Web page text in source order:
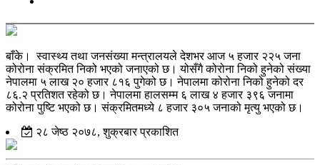
बाँके। स्वास्थ्य तथा जनसंख्या मन्त्रालयले देशभर आज ५ हजार २२५ जना
कोरोना संक्रमित निको भएको जनाएको छ। योसँगै कोरोना निको हुनेको संख्या
नेपालमा ५ लाख २० हजार ८१६ पुगेको छ। नेपालमा कोरोना निको हुनेको दर
८६.२ प्रतिशत रहेको छ। नेपालमा हालसम्म ६ लाख ४ हजार ३९६ जनामा
कोरोना पुष्टि भएको छ। संक्रमितमध्ये ८ हजार ३०५ जनाको मृत्यु भएको छ।
२८ जेष्ठ २०७८, शुक्रबार प्रकाशित